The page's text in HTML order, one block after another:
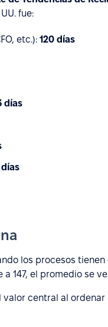
fue:
etc.): 120 días
días
los procesos
147, el promedio se ve
valor central al